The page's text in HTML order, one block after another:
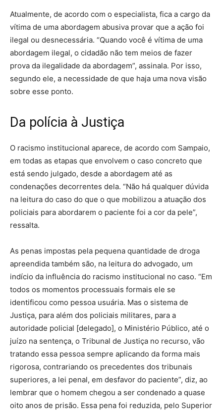
Atualmente, de acordo com o especialista, fica a cargo da
vítima de uma abordagem abusiva provar que a ação foi
ilegal ou desnecessária. “Quando você é vítima de uma
abordagem ilegal, o cidadão não tem meios de fazer
prova da ilegalidade da abordagem”, assinala. Por isso,
segundo ele, a necessidade de que haja uma nova visão
sobre esse ponto.
Da polícia à Justiça
O racismo institucional aparece, de acordo com Sampaio,
em todas as etapas que envolvem o caso concreto que
está sendo julgado, desde a abordagem até as
condenações decorrentes dela. “Não há qualquer dúvida
na leitura do caso do que o que mobilizou a atuação dos
policiais para abordarem o paciente foi a cor da pele”,
ressalta.
As penas impostas pela pequena quantidade de droga
apreendida também são, na leitura do advogado, um
indício da influência do racismo institucional no caso. “Em
todos os momentos processuais formais ele se
identificou como pessoa usuária. Mas o sistema de
Justiça, para além dos policiais militares, para a
autoridade policial [delegado], o Ministério Público, até o
juízo na sentença, o Tribunal de Justiça no recurso, vão
tratando essa pessoa sempre aplicando da forma mais
rigorosa, contrariando os precedentes dos tribunais
superiores, a lei penal, em desfavor do paciente”, diz, ao
lembrar que o homem chegou a ser condenado a quase
oito anos de prisão. Essa pena foi reduzida, pelo Superior